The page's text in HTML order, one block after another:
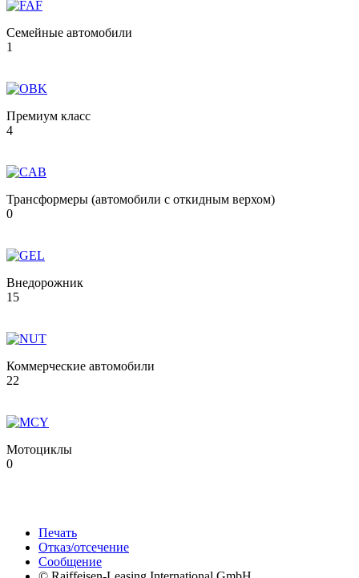
Семейные автомобили
1
Премиум класс
4
Трансформеры (автомобили с откидным верхом)
0
Внедорожник
15
Коммерческие автомобили
22
Мотоциклы
0
Печать
Отказ/отсечение
Сообщение